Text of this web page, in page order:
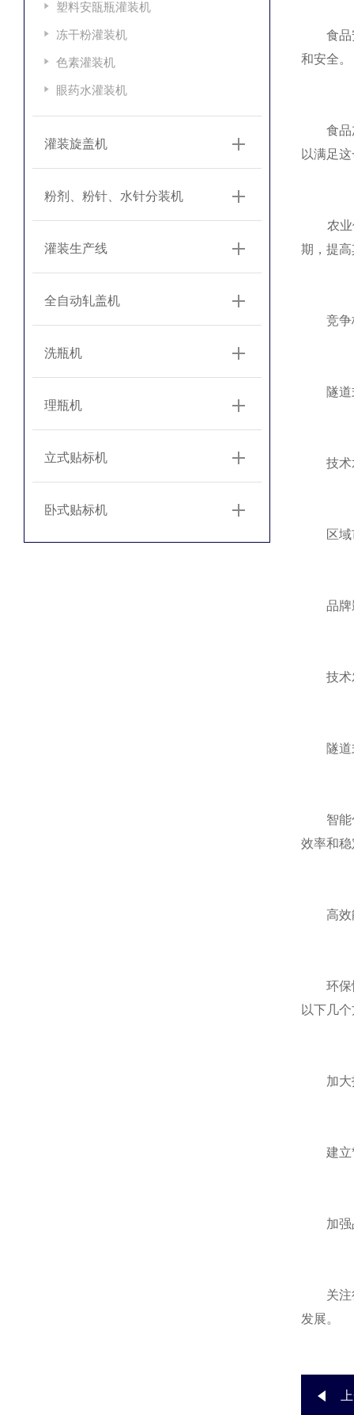
塑料安瓿瓶灌装机
冻干粉灌装机
色素灌装机
眼药水灌装机
灌装旋盖机
粉剂、粉针、水针分装机
灌装生产线
全自动轧盖机
洗瓶机
理瓶机
立式贴标机
卧式贴标机
食品安
和安全。
食品加
以满足
农业供
期，提
竞争
隧道式
技术水
区域市
品牌影
技术
隧道式
智能化
效率和
高效能
环保性
以下几
加大技
建立*
加强品
关注行
发展。